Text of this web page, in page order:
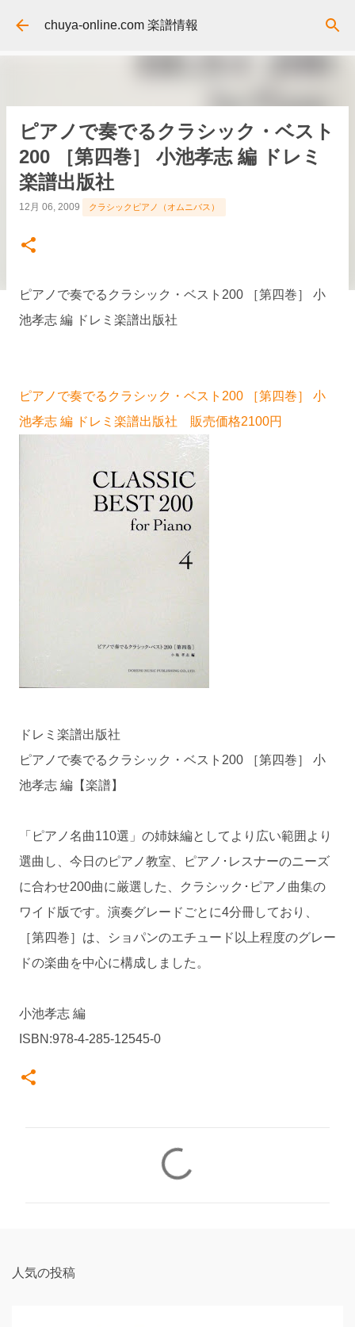
スキップしてメイン コンテンツに移動
chuya-online.com 楽譜情報
ピアノで奏でるクラシック・ベスト
200 ［第四巻］ 小池孝志 編 ドレミ
楽譜出版社
12月 06, 2009 クラシックピアノ（オムニバス）
ピアノで奏でるクラシック・ベスト200 ［第四巻］ 小
池孝志 編 ドレミ楽譜出版社
ピアノで奏でるクラシック・ベスト200 ［第四巻］ 小
池孝志 編 ドレミ楽譜出版社 販売価格2100円
ドレミ楽譜出版社
ピアノで奏でるクラシック・ベスト200 ［第四巻］ 小
池孝志 編【楽譜】
「ピアノ名曲110選」の姉妹編としてより広い範囲より
選曲し、今日のピアノ教室、ピアノ･レスナーのニーズ
に合わせ200曲に厳選した、クラシック･ピアノ曲集の
ワイド版です。演奏グレードごとに4分冊しており、
［第四巻］は、ショパンのエチュード以上程度のグレー
ドの楽曲を中心に構成しました。
小池孝志 編
ISBN:978-4-285-12545-0
人気の投稿